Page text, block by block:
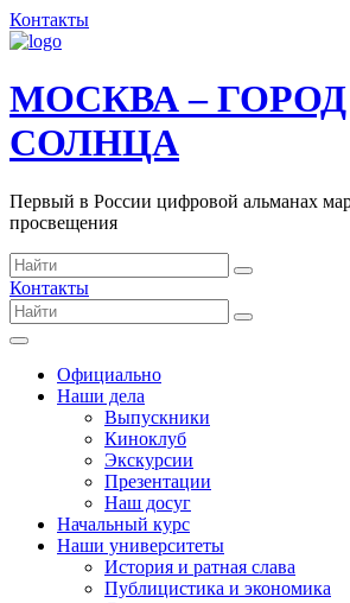
Контакты
МОСКВА – ГОРОД
СОЛНЦА
Первый в России цифровой альманах
просвещения
Контакты
Официально
Наши дела
Выпускники
Киноклуб
Экскурсии
Презентации
Наш досуг
Начальный курс
Наши университеты
История и ратная слава
Публицистика и экономика